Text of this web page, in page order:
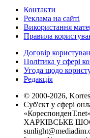
Контакти
Реклама на сайті
Використання
Правила
Договір
Політика у сфері
Угода щодо
Редакція
© 2000-2026,
Суб'єкт у сфері
ХАРКІВСЬКЕ